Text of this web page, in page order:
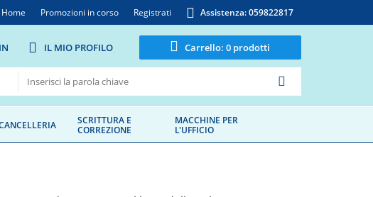
IL MIO PROFILO Carrello: 0 prodotti
Home Promozioni in corso Registrati Assistenza: 059822817
SCRITTURA E
CORREZIONE
MACCHINE PER
L'UFFICIO